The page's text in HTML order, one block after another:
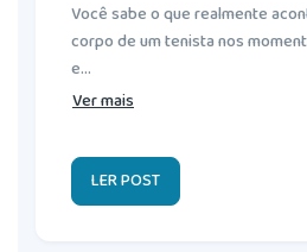
Você sabe o que realmente
corpo de um tenista nos
e...
Ver mais
LER POST